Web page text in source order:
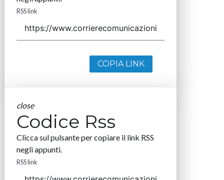
RSS link
COPIA LINK
close
Codice Rss
Clicca sul pulsante per copiare il link RSS
negli appunti.
RSS link